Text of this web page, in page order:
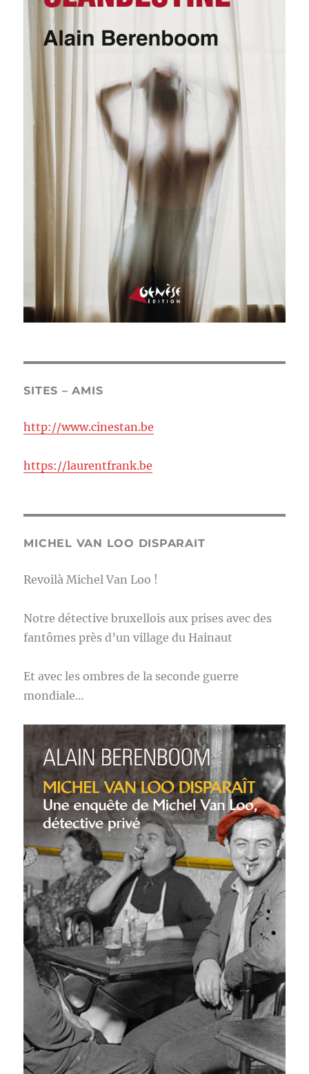
SITES – AMIS
http://www.cinestan.be
https://laurentfrank.be
MICHEL VAN LOO DISPARAIT
Revoilà Michel Van Loo !
Notre détective bruxellois aux prises avec des
fantômes près d’un village du Hainaut
Et avec les ombres de la seconde guerre
mondiale…